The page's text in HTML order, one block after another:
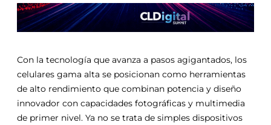
Con la tecnología que avanza a pasos agigantados, los
celulares gama alta se posicionan como herramientas
de alto rendimiento que combinan potencia y diseño
innovador con capacidades fotográficas y multimedia
de primer nivel. Ya no se trata de simples dispositivos